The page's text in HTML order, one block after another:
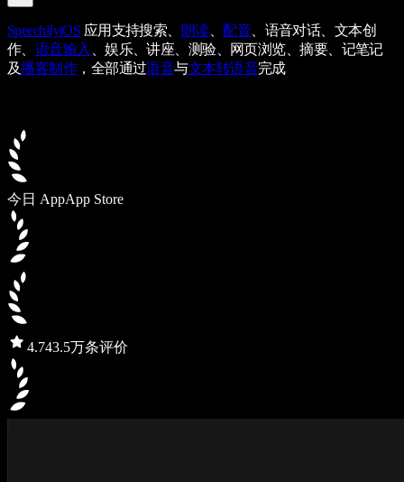
SpeechifyiOS 应用支持搜索、 朗读、配音、语音对话、文本创
作、 语音输入
、娱乐、讲座、测验、网页浏览、摘要、记笔记
及播客制作，全部通过语音与文本转语音完成
今日 AppApp Store
4.743.5万条评价